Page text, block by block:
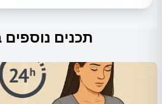
תכנים נוספים